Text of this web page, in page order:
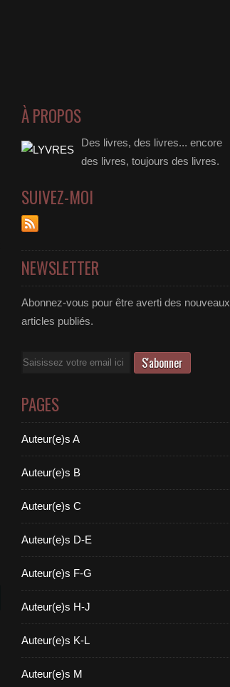
À PROPOS
Des livres, des livres... encore
des livres, toujours des livres.
SUIVEZ-MOI
NEWSLETTER
Abonnez-vous pour être averti des nouveaux
articles publiés.
Email
PAGES
Auteur(e)s A
Auteur(e)s B
Auteur(e)s C
Auteur(e)s D-E
Auteur(e)s F-G
Auteur(e)s H-J
Auteur(e)s K-L
Auteur(e)s M